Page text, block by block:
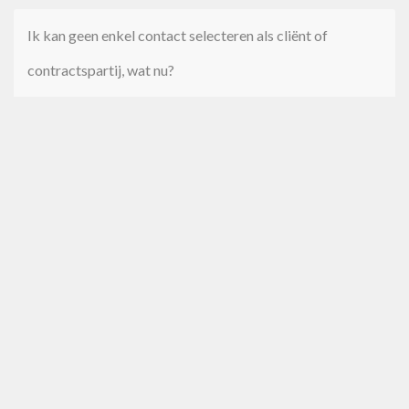
Ik kan geen enkel contact selecteren als cliënt of
contractspartij, wat nu?